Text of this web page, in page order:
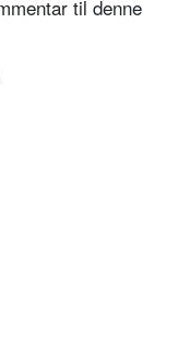
til denne